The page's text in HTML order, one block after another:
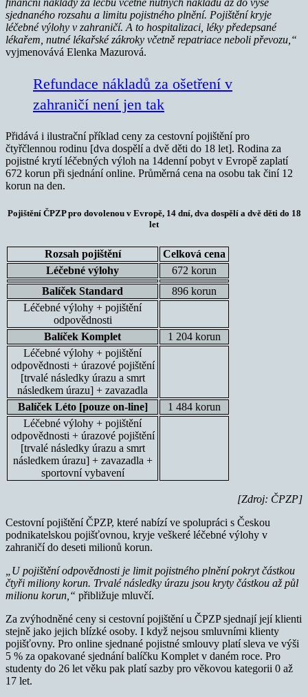
finanční náklady za léčbu včetně nutných nákladů až do výše
sjednaného rozsahu a limitu pojistného plnění. Pojištění kryje
léčebné výlohy v zahraničí. A to hospitalizaci, léky předepsané
lékařem, nutné lékařské zákroky včetně repatriace neboli převozu,“
vyjmenovává Elenka Mazurová.
Refundace nákladů za ošetření v
zahraničí není jen tak
Přidává i ilustrační příklad ceny za cestovní pojištění pro
čtyřčlennou rodinu [dva dospělí a dvě děti do 18 let]. Rodina za
pojistné krytí léčebných výloh na 14denní pobyt v Evropě zaplatí
672 korun při sjednání online. Průměrná cena na osobu tak činí 12
korun na den.
Pojištění ČPZP pro dovolenou v Evropě, 14 dní, dva dospělí a dvě děti do 18
let
Rozsah pojištění
Celková cena
Léčebné výlohy
672 korun
Balíček Standard
896 korun
Léčebné výlohy + pojištění
odpovědnosti
Balíček Komplet
1 204 korun
Léčebné výlohy + pojištění
odpovědnosti + úrazové pojištění
[trvalé následky úrazu a smrt
následkem úrazu] + zavazadla
Balíček Léto [pouze on-line]
1 484 korun
Léčebné výlohy + pojištění
odpovědnosti + úrazové pojištění
[trvalé následky úrazu a smrt
následkem úrazu] + zavazadla +
sportovní vybavení
[Zdroj: ČPZP]
Cestovní pojištění ČPZP, které nabízí ve spolupráci s Českou
podnikatelskou pojišťovnou, kryje veškeré léčebné výlohy v
zahraničí do deseti milionů korun.
„U pojištění odpovědnosti je limit pojistného plnění pokryt částkou
čtyři miliony korun. Trvalé následky úrazu jsou kryty částkou až půl
milionu korun,“ přibližuje mluvčí.
Za zvýhodněné ceny si cestovní pojištění u ČPZP sjednají její klienti
stejně jako jejich blízké osoby. I když nejsou smluvními klienty
pojišťovny. Pro online sjednané pojistné smlouvy platí sleva ve výši
5 % za opakované sjednání balíčku Komplet v daném roce. Pro
studenty do 26 let věku pak platí sazby pro věkovou kategorii 0 až
17 let.